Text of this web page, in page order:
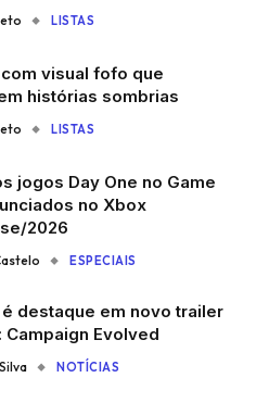
LISTAS
visual fofo que
histórias sombrias
LISTAS
jogos Day One no Game
no Xbox
2026
ESPECIAIS
destaque em novo trailer
Campaign Evolved
NOTÍCIAS